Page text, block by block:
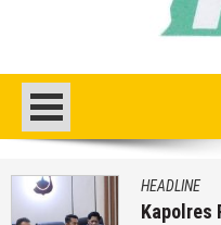
Rembang Yang Baru